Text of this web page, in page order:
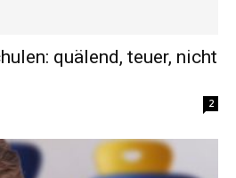
quälend, teuer, nicht
2